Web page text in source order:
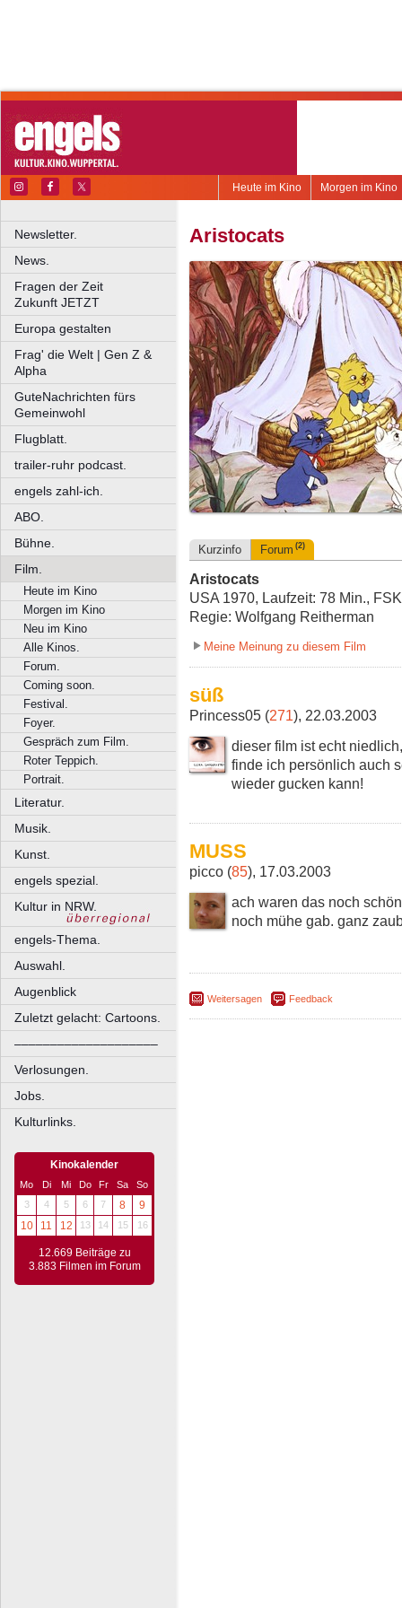
Morgen im Kino
Heute im Kino
Newsletter.
News.
Fragen der Zeit
Zukunft JETZT
Europa gestalten
Frag' die Welt | Gen Z &
Alpha
GuteNachrichten fürs
Gemeinwohl
Flugblatt.
trailer-ruhr podcast.
engels zahl-ich.
ABO.
Bühne.
Film.
Heute im Kino
Morgen im Kino
Neu im Kino
Alle Kinos.
Forum.
Coming soon.
Festival.
Foyer.
Gespräch zum Film.
Roter Teppich.
Portrait.
Literatur.
Musik.
Kunst.
engels spezial.
Kultur in NRW.
engels-Thema.
Auswahl.
Augenblick
Zuletzt gelacht: Cartoons.
––––––––––––––––––––
Verlosungen.
Jobs.
Kulturlinks.
Kinokalender
Mo Di Mi Do Fr Sa
So
3
4 5 6 7 8
9
10
11 12 13 14 15 16
12.669 Beiträge zu
3.883 Filmen im Forum
Aristocats
Kurzinfo Forum (2)
Aristocats
USA 1970, Laufzeit: 78 Min.,
Regie: Wolfgang Reitherman
Meine Meinung zu diesem Film
süß
Princess05 (271), 22.03.2003
dieser film ist echt
finde ich persönlich auch
wieder gucken kann!
MUSS
picco (85), 17.03.2003
ach waren das noch
noch mühe gab. ganz
Weitersagen Feedback